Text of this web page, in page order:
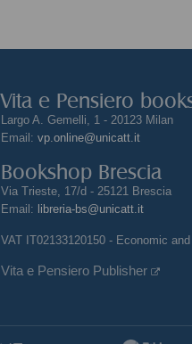
Vita e Pensiero
Largo A. Gemelli, 1 - 20123 Milan
Email: vp.online@unicatt.it
Bookshop Brescia
Via Trieste, 17/d - 25121 Brescia
Email: libreria-bs@unicatt.it
VAT IT02133120150 - Economic
Vita e Pensiero Publisher